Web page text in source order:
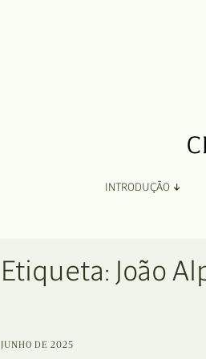
INTRODUÇÃO
Organização
Etiqueta: João
JUNHO DE 2025